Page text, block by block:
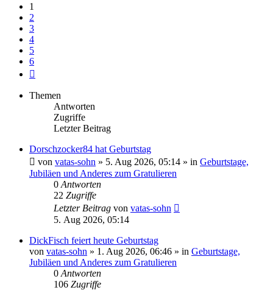
1
2
3
4
5
6
Themen
Antworten
Zugriffe
Letzter Beitrag
Dorschzocker84 hat Geburtstag
von vatas-sohn » 5. Aug 2026, 05:14 » in Geburtstage,
Jubiläen und Anderes zum Gratulieren
0 Antworten
22 Zugriffe
Letzter Beitrag von vatas-sohn
5. Aug 2026, 05:14
DickFisch feiert heute Geburtstag
von vatas-sohn » 1. Aug 2026, 06:46 » in Geburtstage,
Jubiläen und Anderes zum Gratulieren
0 Antworten
106 Zugriffe